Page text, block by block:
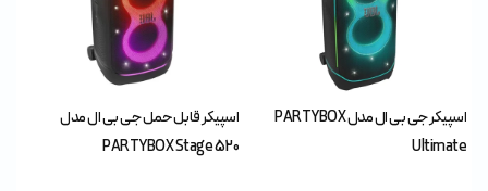
اسپیکر جی بی ال مدل PARTYBOX
Ultimate
اسپیکر قابل حمل جی بی ال مدل
PARTYBOX Stage 520